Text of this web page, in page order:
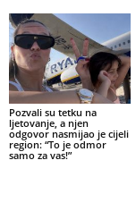
Pozvali su tetku na
ljetovanje, a njen
odgovor nasmijao je cijeli
region: “To je odmor
samo za vas!”